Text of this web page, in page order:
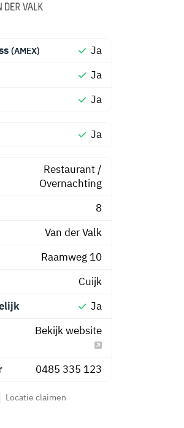
(AMEX)
Ja
Ja
Ja
Ja
Restaurant /
Overnachting
8
Van der Valk
Raamweg 10
Cuijk
Ja
Bekijk website
0485 335 123
Locatie claimen